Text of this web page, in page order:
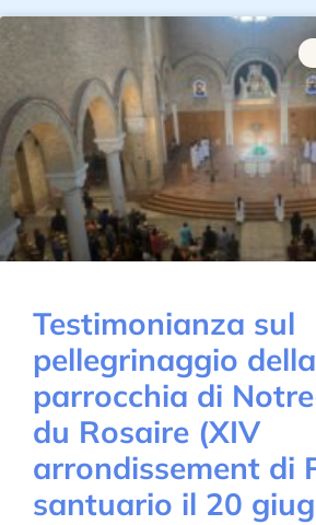
Testimonianza sul
pellegrinaggio della
parrocchia di
du Rosaire (XIV
arrondissement di
santuario il 20